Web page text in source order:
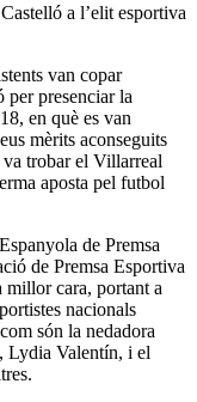
a l’elit esportiva
van copar
per presenciar la
en què es van
mèrits aconseguits
va trobar el Villarreal
aposta pel futbol
de Premsa
de Premsa Esportiva
cara, portant a
nacionals
són la nedadora
Lydia Valentín, i el